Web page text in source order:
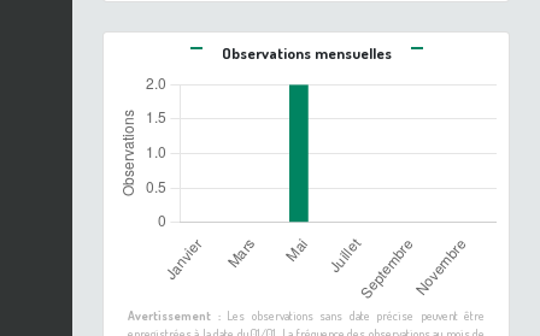
Observations mensuelles
Avertissement :Les observations sans date précise peuvent être